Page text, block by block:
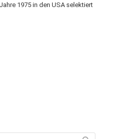
1975 in den USA selektiert